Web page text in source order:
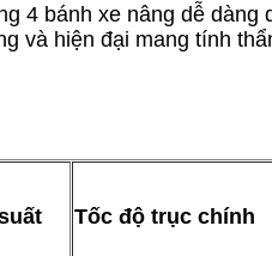
4 bánh xe nâng dễ
và hiện đại mang tính
Tốc độ trục chính